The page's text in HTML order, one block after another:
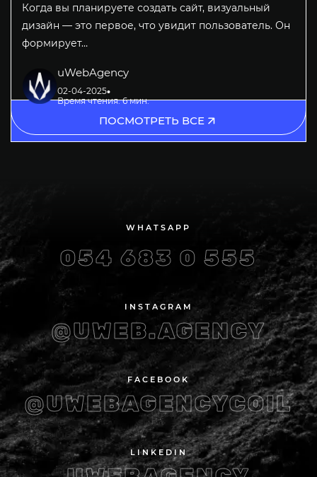
Когда вы планируете создать сайт, визуальный
дизайн — это первое, что увидит пользователь. Он
формирует…
uWebAgency
02-04-2025
Время чтения: 6 мин.
ПОСМОТРЕТЬ ВСЕ
WHATSAPP
054 683 0 555
INSTAGRAM
@UWEB.AGENCY
FACEBOOK
@UWEBAGENCYCOIL
LINKEDIN